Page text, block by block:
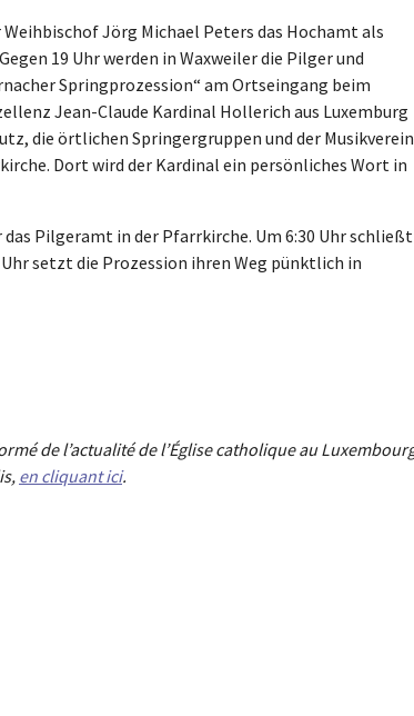
Jörg Michael Peters das Hochamt als
19 Uhr werden in Waxweiler die Pilger und
Springprozession“ am Ortseingang beim
Jean-Claude Kardinal Hollerich aus Luxemburg
die örtlichen Springergruppen und der Musikverein
Dort wird der Kardinal ein persönliches Wort in
Pilgeramt in der Pfarrkirche. Um 6:30 Uhr schließt
setzt die Prozession ihren Weg pünktlich in
de l’actualité de l’Église catholique au
en cliquant ici.